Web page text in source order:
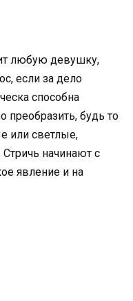
любую девушку,
если за дело
способна
преобразить, будь то
или светлые,
начинают с
явление и на